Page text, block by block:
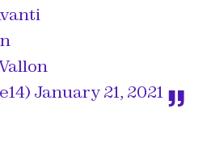
January 21, 2021